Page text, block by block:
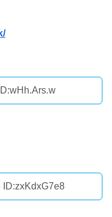
ID:wHh.Ars.w
ID:zxKdxG7e8